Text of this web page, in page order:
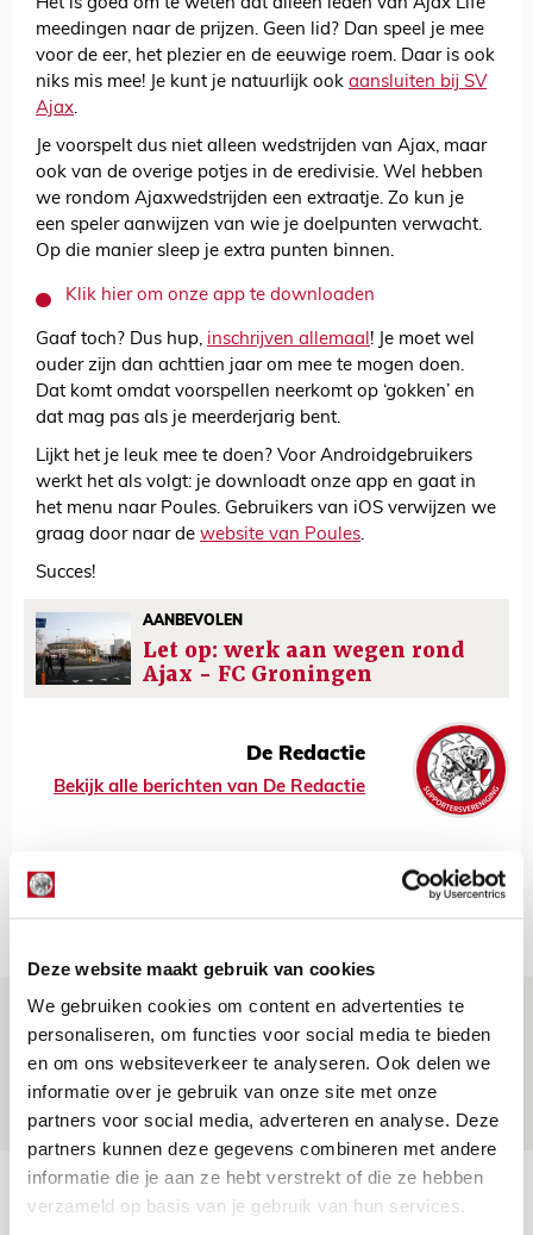
Deze website maakt gebruik van cookies
We gebruiken cookies om content en advertenties te
personaliseren, om functies voor social media te bieden
en om ons websiteverkeer te analyseren. Ook delen we
informatie over je gebruik van onze site met onze
partners voor social media, adverteren en analyse. Deze
partners kunnen deze gegevens combineren met andere
informatie die je aan ze hebt verstrekt of die ze hebben
verzameld op basis van je gebruik van hun services.
Het is goed om te weten dat alleen leden van Ajax Life
meedingen naar de prijzen. Geen lid? Dan speel je mee
voor de eer, het plezier en de eeuwige roem. Daar is ook
niks mis mee! Je kunt je natuurlijk ook aansluiten bij SV
Ajax.
Je voorspelt dus niet alleen wedstrijden van Ajax, maar
ook van de overige potjes in de eredivisie. Wel hebben
we rondom Ajaxwedstrijden een extraatje. Zo kun je
een speler aanwijzen van wie je doelpunten verwacht.
Op die manier sleep je extra punten binnen.
Klik hier om onze app te downloaden
Gaaf toch? Dus hup, inschrijven allemaal! Je moet wel
ouder zijn dan achttien jaar om mee te mogen doen.
Dat komt omdat voorspellen neerkomt op ‘gokken’ en
dat mag pas als je meerderjarig bent.
Lijkt het je leuk mee te doen? Voor Androidgebruikers
werkt het als volgt: je downloadt onze app en gaat in
het menu naar Poules. Gebruikers van iOS verwijzen we
graag door naar de website van Poules.
Succes!
AANBEVOLEN
Let op: werk aan wegen rond
Ajax - FC Groningen
De Redactie
Bekijk alle berichten van De Redactie
Net binnen //
Brandt: ‘Ajax en Cruijff bleven door
mijn hoofd spoken’
07 AUGUSTUS 2026 - 20:02
NIEUWS
Míchel geeft blessure-update en
spreekt over Godts, Baas en